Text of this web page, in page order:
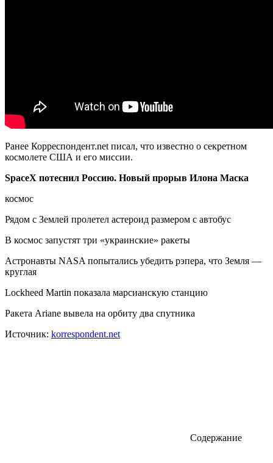
Ранее Корреспондент.net писал, что известно о секретном
космолете США и его миссии.
SpaceX потеснил Россию. Новый прорыв Илона Маска
космос
Рядом с Землей пролетел астероид размером с автобус
В космос запустят три «украинские» ракеты
Астронавты NASA попытались убедить рэпера, что Земля —
круглая
Lockheed Martin показала марсианскую станцию
Ракета Ariane вывела на орбиту два спутника
Источник: korrespondent.net
Содержание